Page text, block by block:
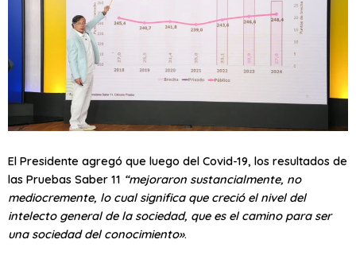
El Presidente agregó que luego del Covid-19, los resultados de
las Pruebas Saber 11 “mejoraron sustancialmente, no
mediocremente, lo cual significa que creció el nivel del
intelecto general de la sociedad, que es el camino para ser
una sociedad del conocimiento».